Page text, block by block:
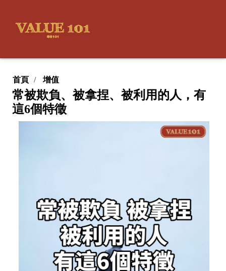
首頁 增值
常被欺負、被拿捏、被利用的人，有
這6個特徵